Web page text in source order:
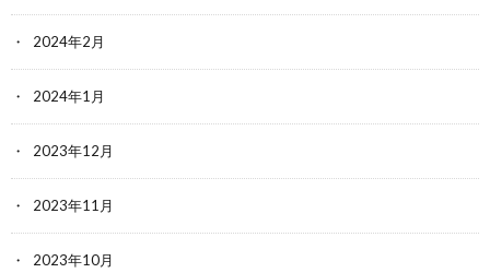
2024年2月
2024年1月
2023年12月
2023年11月
2023年10月